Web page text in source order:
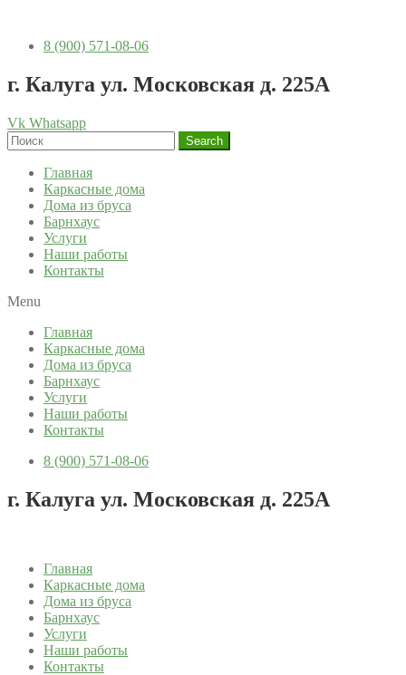
8 (900) 571-08-06
г. Калуга ул. Московская д. 225А
Vk Whatsapp
Search
Главная
Каркасные дома
Дома из бруса
Барнхаус
Услуги
Наши работы
Контакты
Menu
Главная
Каркасные дома
Дома из бруса
Барнхаус
Услуги
Наши работы
Контакты
8 (900) 571-08-06
г. Калуга ул. Московская д. 225А
Главная
Каркасные дома
Дома из бруса
Барнхаус
Услуги
Наши работы
Контакты